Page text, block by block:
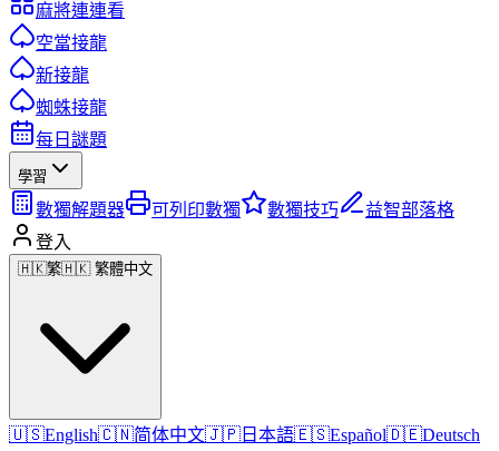
麻將連連看
空當接龍
新接龍
蜘蛛接龍
每日謎題
學習
數獨解題器 可列印數獨 數獨技巧
益智部落格
登入
🇭🇰繁🇭🇰 繁體中文
🇺🇸English🇨🇳简体中文🇯🇵 日本語🇪🇸Español🇩🇪Deutsch